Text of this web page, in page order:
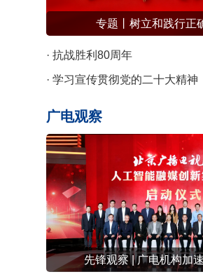
专题丨树立和践行正
· 抗战胜利80周年
· 学习宣传贯彻党的二十大精神
广电观察
先锋观察 | 广电机构加